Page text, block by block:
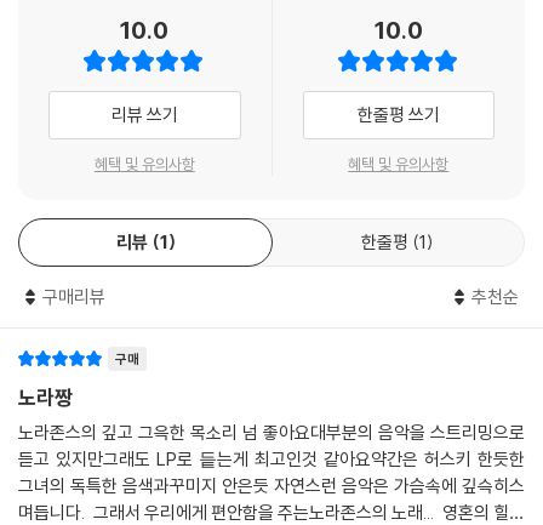
Norah Jones
10.0
리뷰 쓰기
혜택 및 유의사항
10.0
한줄평 쓰기
혜택 및 유의사항
리뷰 1 한줄평 1
구매리뷰 추천순
구매
노라짱
노라존스의 깊고 그윽한 목소리 넘 좋아요대부분의 음악을 스트리밍으로
듣고 있지만그래도 LP로 듵는게 최고인것 같아요약간은 허스키 한듯한
그녀의 독특한 음색과꾸미지 안은듯 자연스런 음악은 가슴속에 깊슥히스
며듭니다. 그래서 우리에게 편안함을 주는노라존스의 노래... 영혼의 힐링